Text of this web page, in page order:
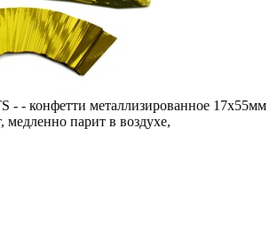
- - конфетти металлизированное 17х55мм
медленно парит в воздухе,